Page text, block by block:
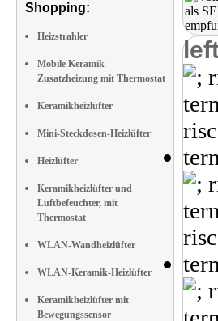
Shopping:
Heizstrahler
Mobile Keramik-
Zusatzheizung mit Thermostat
Keramikheizlüfter
Mini-Steckdosen-Heizlüfter
Heizlüfter
Keramikheizlüfter und
Luftbefeuchter, mit
Thermostat
WLAN-Wandheizlüfter
WLAN-Keramik-Heizlüfter
Keramikheizlüfter mit
Bewegungssensor